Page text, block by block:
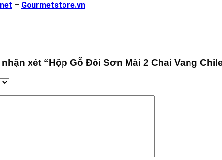
– Gourmetstore.vn
xét “Hộp Gỗ Đôi Sơn Mài 2 Chai Vang